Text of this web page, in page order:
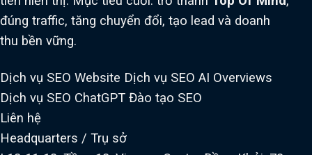
đúng traffic, tăng chuyển đổi, tạo lead và doanh
thu bền vững.
Dịch vụ SEO Website Dịch vụ SEO AI Overviews
Dịch vụ SEO ChatGPT Đào tạo SEO
Liên hệ
Headquarters / Trụ sở